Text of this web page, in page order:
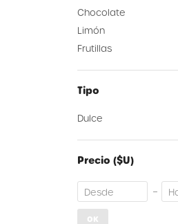
Chocolate
Limón
Frutillas
Tipo
Dulce
Precio ($U)
OK